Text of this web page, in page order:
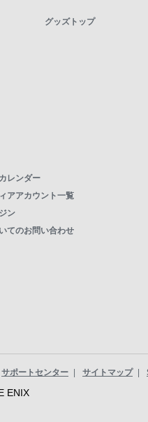
グッズトップ
レンダー
アアカウント一覧
ン
てのお問い合わせ
サポートセンター サイトマップ
ENIX